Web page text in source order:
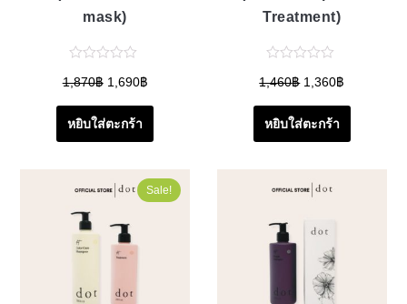
mask)
1,870฿ 1,690฿
หยิบใส่ตะกร้า
Treatment)
1,460฿ 1,360฿
หยิบใส่ตะกร้า
Sale!